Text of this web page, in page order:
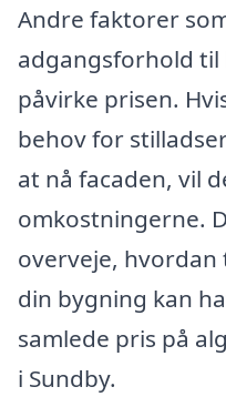
Andre faktorer
adgangsforhold til
påvirke prisen.
behov for
at nå facaden, vil
omkostningerne.
overveje,
din bygning kan
samlede pris på
i Sundby.